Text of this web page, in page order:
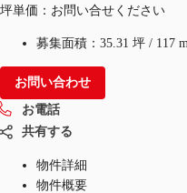
坪単価：お問い合せください
募集面積： 35.31 坪 / 117
お問い合わせ
お電話
共有する
物件詳細
物件概要